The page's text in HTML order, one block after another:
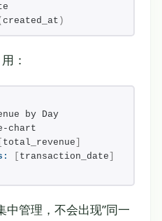
created_at )
：
by Day
chart
total_revenue
transaction_date
中管理，不会出现”同一